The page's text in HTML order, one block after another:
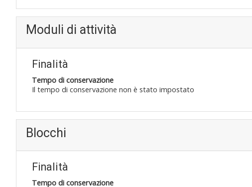
Moduli di attività
Finalità
Tempo di conservazione
Il tempo di conservazione non è stato impostato
Blocchi
Finalità
Tempo di conservazione